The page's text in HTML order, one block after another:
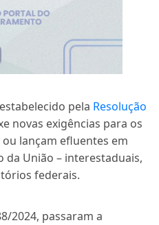
pela Resolução
novas exigências para os
lançam efluentes em
União – interestaduais,
federais.
2024, passaram a